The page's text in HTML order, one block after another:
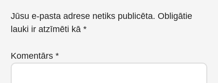
Interactions
Jūsu e-pasta adrese netiks publicēta. Obligātie
lauki ir atzīmēti kā*
Komentārs*